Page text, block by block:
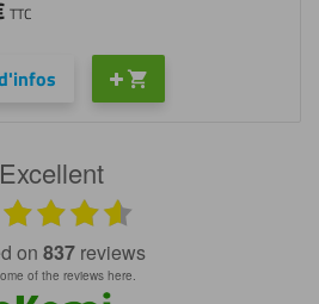
TTC
Excellent
on 837 reviews
of the reviews here.